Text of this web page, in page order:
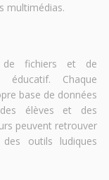
multimédias.
de fichiers et de
éducatif. Chaque
base de données
élèves et des
peuvent retrouver
outils ludiques